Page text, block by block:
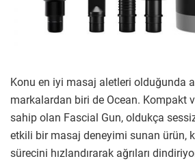
Konu en iyi masaj aletleri olduğunda
markalardan biri de Ocean. Kompakt
sahip olan Fascial Gun, oldukça
etkili bir masaj deneyimi sunan ürün,
sürecini hızlandırarak ağrıları